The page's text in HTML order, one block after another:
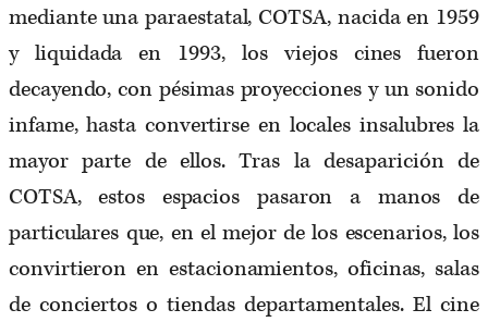
mediante una paraestatal, COTSA, nacida en 1959
y liquidada en 1993, los viejos cines fueron
decayendo, con pésimas proyecciones y un sonido
infame, hasta convertirse en locales insalubres la
mayor parte de ellos. Tras la desaparición de
COTSA, estos espacios pasaron a manos de
particulares que, en el mejor de los escenarios, los
convirtieron en estacionamientos, oficinas, salas
de conciertos o tiendas departamentales. El cine